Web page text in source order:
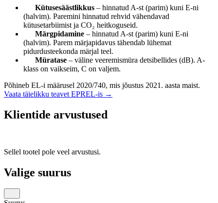
Kütusesäästlikkus – hinnatud A-st (parim) kuni E-ni
(halvim). Paremini hinnatud rehvid vähendavad
kütusetarbiimist ja CO₂ heitkoguseid.
Märgpidamine – hinnatud A-st (parim) kuni E-ni
(halvim). Parem märjapidavus tähendab lühemat
pidurdusteekonda märjal teel.
Müratase – väline veeremismüra detsibellides (dB). A-
klass on vaikseim, C on valjem.
Põhineb EL-i määrusel 2020/740, mis jõustus 2021. aasta maist.
Vaata täielikku teavet EPREL-is →
Klientide arvustused
Sellel tootel pole veel arvustusi.
Valige suurus